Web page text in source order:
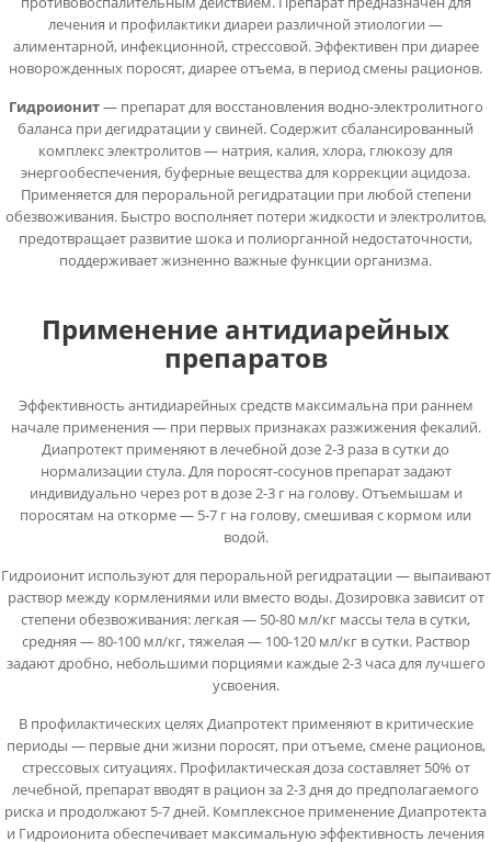
лечения и профилактики диареи различной этиологии —
алиментарной, инфекционной, стрессовой. Эффективен при диарее
новорожденных поросят, диарее отъема, в период смены рационов.
Гидроионит— препарат для восстановления водно-электролитного
баланса при дегидратации у свиней. Содержит сбалансированный
комплекс электролитов — натрия, калия, хлора, глюкозу для
энергообеспечения, буферные вещества для коррекции ацидоза.
Применяется для пероральной регидратации при любой степени
обезвоживания. Быстро восполняет потери жидкости и электролитов,
предотвращает развитие шока и полиорганной недостаточности,
поддерживает жизненно важные функции организма.
Применение антидиарейных
препаратов
Эффективность антидиарейных средств максимальна при раннем
начале применения — при первых признаках разжижения фекалий.
Диапротект применяют в лечебной дозе 2-3 раза в сутки до
нормализации стула. Для поросят-сосунов препарат задают
индивидуально через рот в дозе 2-3 г на голову. Отъемышам и
поросятам на откорме — 5-7 г на голову, смешивая с кормом или
водой.
Гидроионит используют для пероральной регидратации — выпаивают
раствор между кормлениями или вместо воды. Дозировка зависит от
степени обезвоживания: легкая — 50-80 мл/кг массы тела в сутки,
средняя — 80-100 мл/кг, тяжелая — 100-120 мл/кг в сутки. Раствор
задают дробно, небольшими порциями каждые 2-3 часа для лучшего
усвоения.
В профилактических целях Диапротект применяют в критические
периоды — первые дни жизни поросят, при отъеме, смене рационов,
стрессовых ситуациях. Профилактическая доза составляет 50% от
лечебной, препарат вводят в рацион за 2-3 дня до предполагаемого
риска и продолжают 5-7 дней. Комплексное применение Диапротекта
и Гидроионита обеспечивает максимальную эффективность лечения